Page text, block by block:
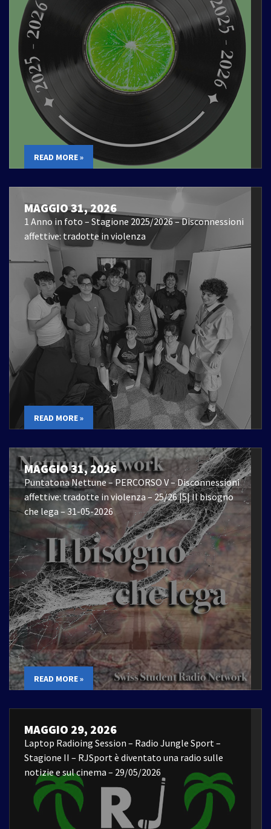
READ MORE »
MAGGIO 31, 2026
1 Anno in foto – Stagione 2025/2026 – Disconnessioni
affettive: tradotte in violenza
READ MORE »
MAGGIO 31, 2026
Puntatona Nettune – PERCORSO V – Disconnessioni
affettive: tradotte in violenza – 25/26 |5| Il bisogno
che lega – 31-05-2026
READ MORE »
MAGGIO 29, 2026
Laptop Radioing Session – Radio Jungle Sport –
Stagione II – RJSport è diventato una radio sulle
notizie e sul cinema – 29/05/2026